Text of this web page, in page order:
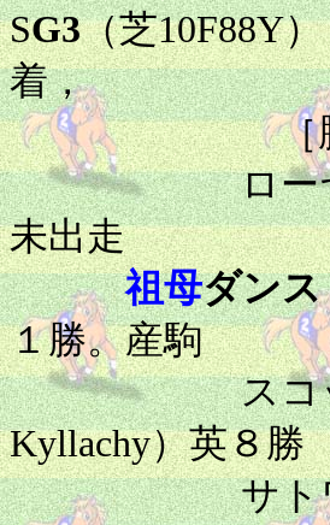
SG3（芝10F88Y
着，
［勝ち距離
ローヤーズ
未出走
祖母ダン
１勝。産駒
スコッティ
Kyllachy）英８勝
サトワ ロイヤ